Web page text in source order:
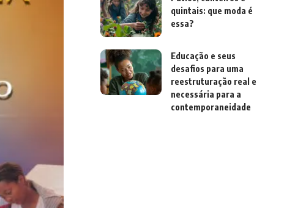
quintais: que moda é
essa?
Educação e seus
desafios para uma
reestruturação real e
necessária para a
contemporaneidade